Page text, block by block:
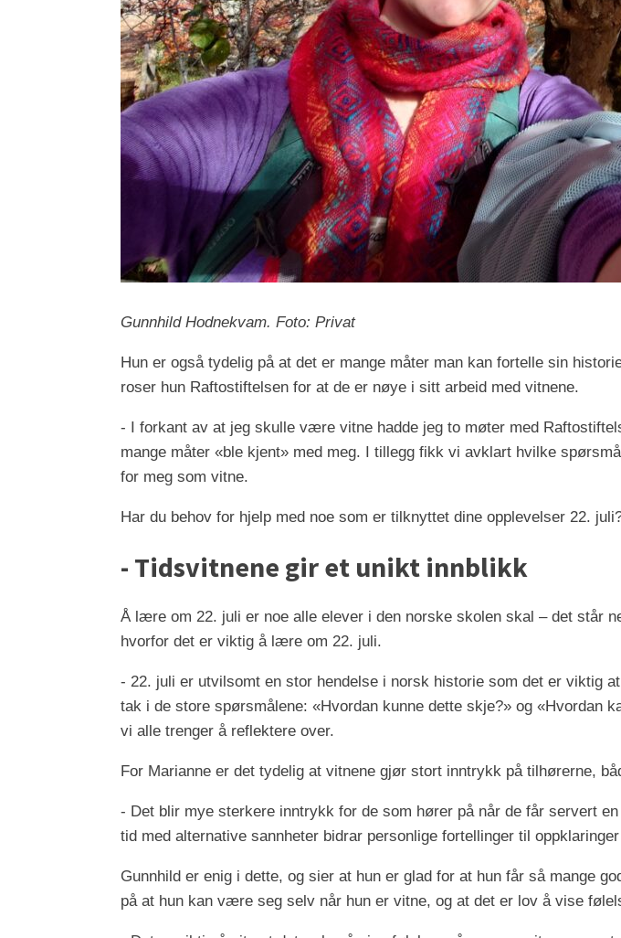
Gunnhild Hodnekvam. Foto: Privat
Hun er også tydelig på at det er mange måter man kan fortelle sin
roser hun Raftostiftelsen for at de er nøye i sitt arbeid med vitnene.
- I forkant av at jeg skulle være vitne hadde jeg to møter med
mange måter «ble kjent» med meg. I tillegg fikk vi avklart hvilke
for meg som vitne.
Har du behov for hjelp med noe som er tilknyttet dine opplevelser 22.
- Tidsvitnene gir et unikt innblikk
Å lære om 22. juli er noe alle elever i den norske skolen skal – det
hvorfor det er viktig å lære om 22. juli.
- 22. juli er utvilsomt en stor hendelse i norsk historie som det er viktig
tak i de store spørsmålene: «Hvordan kunne dette skje?» og «Hvordan
vi alle trenger å reflektere over.
For Marianne er det tydelig at vitnene gjør stort inntrykk på tilhørerne,
- Det blir mye sterkere inntrykk for de som hører på når de får servert
tid med alternative sannheter bidrar personlige fortellinger til
Gunnhild er enig i dette, og sier at hun er glad for at hun får så mange
på at hun kan være seg selv når hun er vitne, og at det er lov å vise